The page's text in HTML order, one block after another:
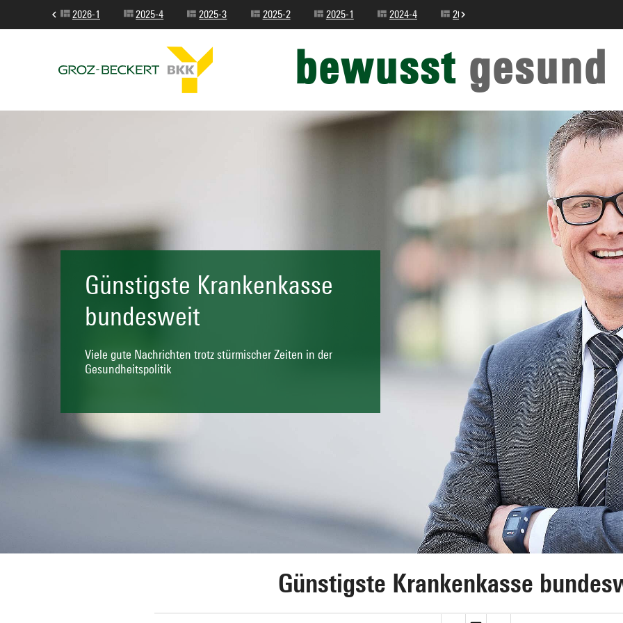
Günstigste Krankenkasse
bundesweit
Viele gute Nachrichten trotz stürmischer Zeiten in der
Gesundheitspolitik
Günstigste Krankenkasse
2026-1 2025-4 2025-3 2025-2 2025-1 2024-4 2024-3
bewusst gesund